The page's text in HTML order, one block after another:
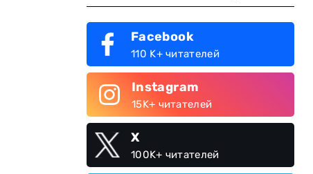
Facebook
110 K+ читателей
Instagram
15K+ читателей
X
100K+ читателей